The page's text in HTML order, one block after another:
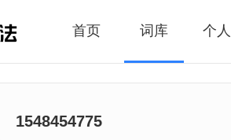
首页 词库 个
1548454775